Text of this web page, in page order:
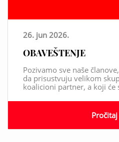
26. jun 2026.
OBAVEŠTENJE
Pozivamo sve naše
da prisustvuju velikom
koalicioni partner, a koji će